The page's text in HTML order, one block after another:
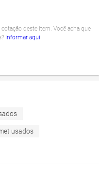
deste item. Você acha que
Informar aqui
usados